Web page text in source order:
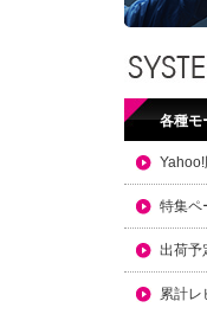
各種モ
特集ペ
出荷予
累計レ